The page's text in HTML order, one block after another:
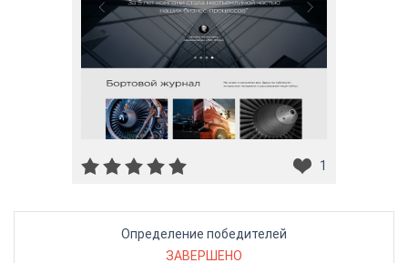
1
Определение победителей
ЗАВЕРШЕНО